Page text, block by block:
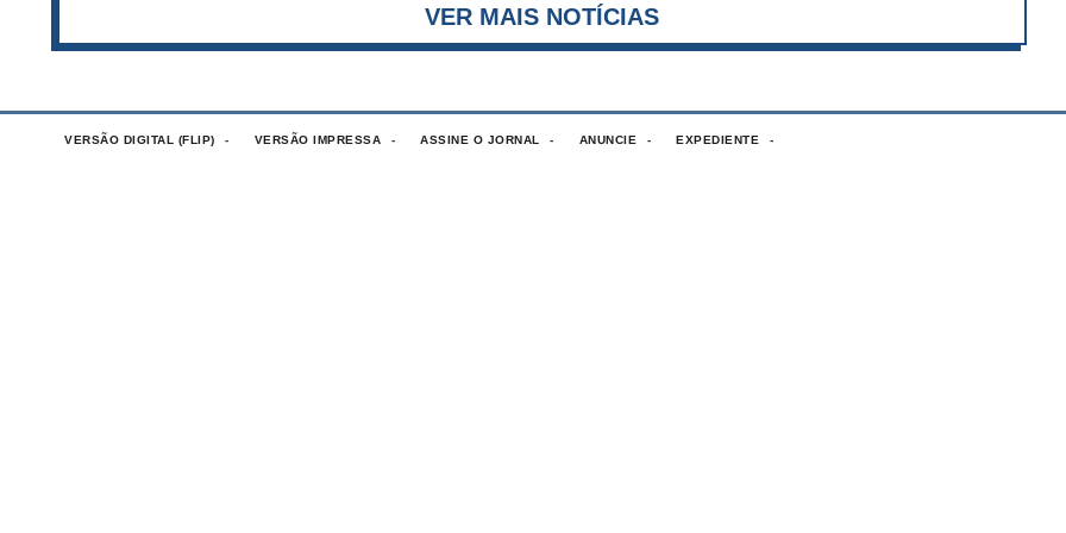
VER MAIS NOTÍCIAS
VERSÃO DIGITAL (FLIP) VERSÃO IMPRESSA ASSINE O JORNAL ANUNCIE EXPEDIENTE